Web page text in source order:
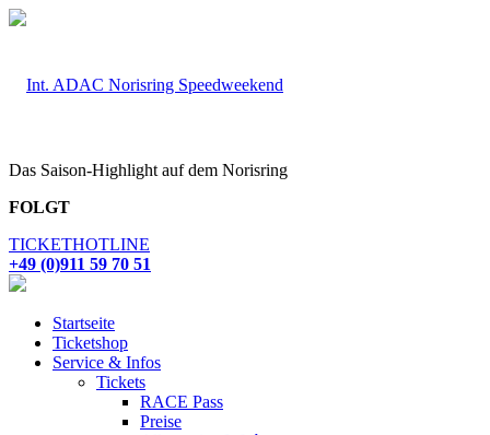
Das Saison-Highlight auf dem Norisring
FOLGT
TICKETHOTLINE
+49 (0)911 59 70 51
Startseite
Ticketshop
Service & Infos
Tickets
RACE Pass
Preise